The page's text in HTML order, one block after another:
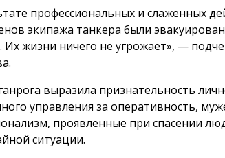
профессиональных и слаженных
экипажа танкера были
Их жизни ничего не угрожает», —
выразила признательность
управления за оперативность,
проявленные при спасении
ситуации.